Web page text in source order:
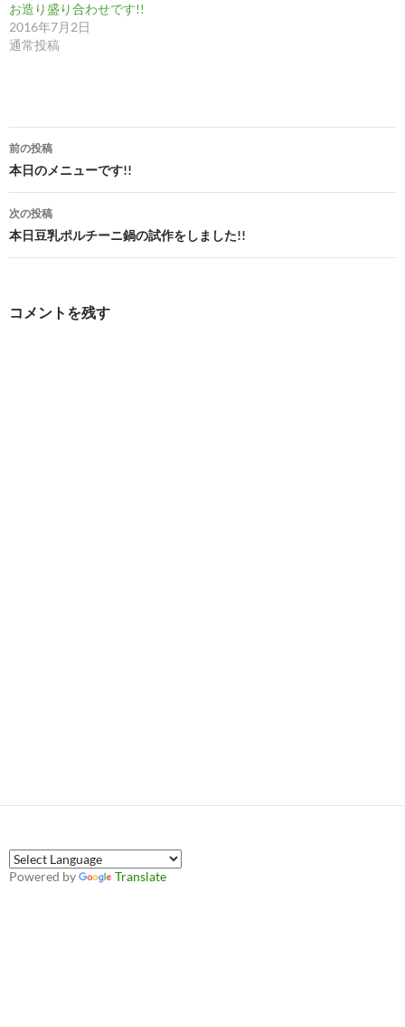
お造り盛り合わせです!!
2016年7月2日
通常投稿
投
稿
ナ
ビ
ゲ
前の投稿
本日のメニューです!!
次の投稿
本日豆乳ポルチーニ鍋の試作をしました!!
コメントを残す
Powered by Translate